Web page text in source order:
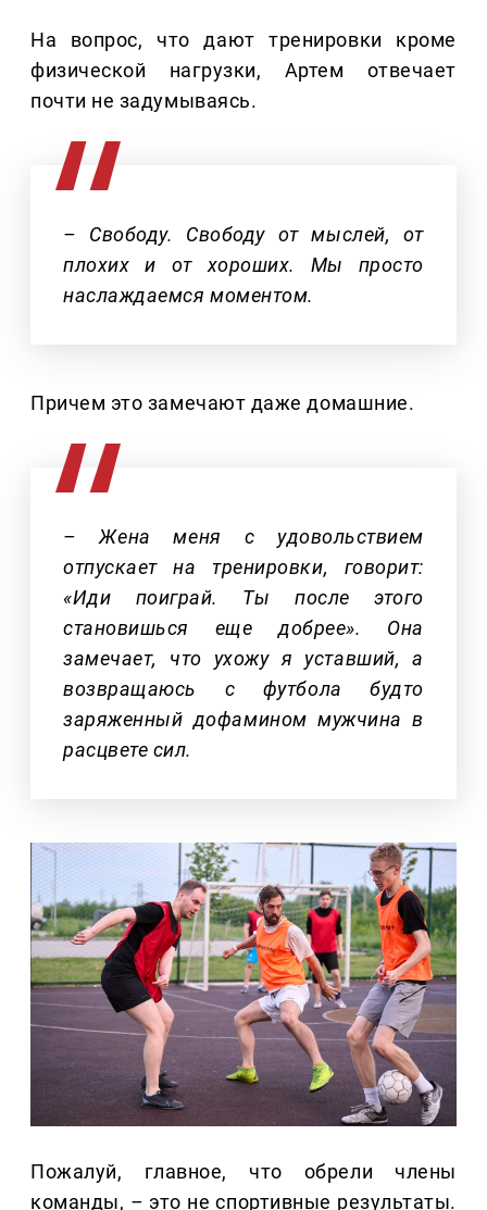
На вопрос, что дают тренировки кроме
физической нагрузки, Артем отвечает
почти не задумываясь.
– Свободу. Свободу от мыслей, от
плохих и от хороших. Мы просто
наслаждаемся моментом.
Причем это замечают даже домашние.
– Жена меня с удовольствием
отпускает на тренировки, говорит:
«Иди поиграй. Ты после этого
становишься еще добрее». Она
замечает, что ухожу я уставший, а
возвращаюсь с футбола будто
заряженный дофамином мужчина в
расцвете сил.
Пожалуй, главное, что обрели члены
команды, – это не спортивные результаты.